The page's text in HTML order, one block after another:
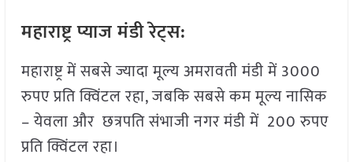
महाराष्ट्र प्याज मंडी रेट्स:
महाराष्ट्र में सबसे ज्यादा मूल्य अमरावती मंडी में 3000
रुपए प्रति क्विंटल रहा, जबकि सबसे कम मूल्य नासिक
– येवला और छत्रपति संभाजी नगर मंडी में 200 रुपए
प्रति क्विंटल रहा।